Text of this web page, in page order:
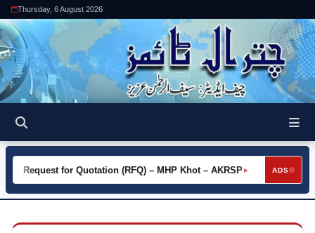
Thursday, 6 August 2026
ADS
►
Request for Quotation (RFQ) – MHP Khot – AKRSP Request